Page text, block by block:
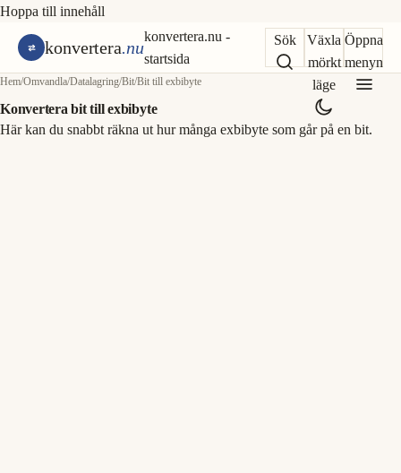
Hoppa till innehåll
konvertera.nu
konvertera.nu -
startsida
Sök
Växla
mörkt
läge
Öppna
menyn
Hem/Omvandla/Datalagring/Bit/Bit till exbibyte
Konvertera bit till exbibyte
Här kan du snabbt räkna ut hur många exbibyte som går på en bit.